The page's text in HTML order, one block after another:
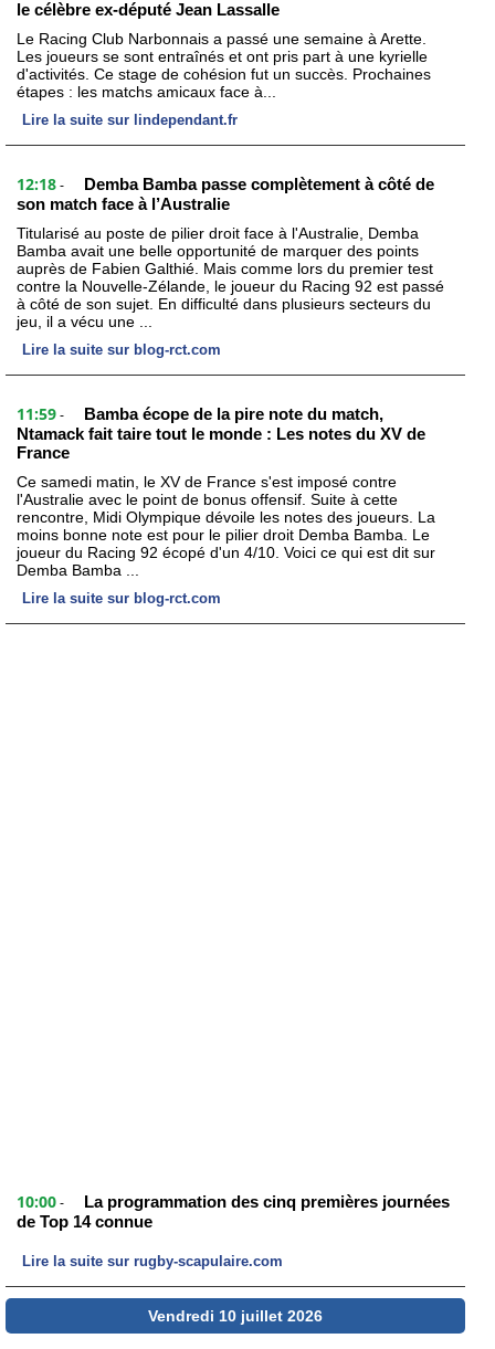
le célèbre ex-député Jean Lassalle
Le Racing Club Narbonnais a passé une semaine à Arette.
Les joueurs se sont entraînés et ont pris part à une kyrielle
d'activités. Ce stage de cohésion fut un succès. Prochaines
étapes : les matchs amicaux face à...
Lire la suite sur lindependant.fr
12:18 -
Demba Bamba passe complètement à côté de
son match face à l’Australie
Titularisé au poste de pilier droit face à l'Australie, Demba
Bamba avait une belle opportunité de marquer des points
auprès de Fabien Galthié. Mais comme lors du premier test
contre la Nouvelle-Zélande, le joueur du Racing 92 est passé
à côté de son sujet. En difficulté dans plusieurs secteurs du
jeu, il a vécu une ...
Lire la suite sur blog-rct.com
11:59 -
Bamba écope de la pire note du match,
Ntamack fait taire tout le monde : Les notes du XV de
France
Ce samedi matin, le XV de France s'est imposé contre
l'Australie avec le point de bonus offensif. Suite à cette
rencontre, Midi Olympique dévoile les notes des joueurs. La
moins bonne note est pour le pilier droit Demba Bamba. Le
joueur du Racing 92 écopé d'un 4/10. Voici ce qui est dit sur
Demba Bamba ...
Lire la suite sur blog-rct.com
10:00 -
La programmation des cinq premières journées
de Top 14 connue
Lire la suite sur rugby-scapulaire.com
Vendredi 10 juillet 2026